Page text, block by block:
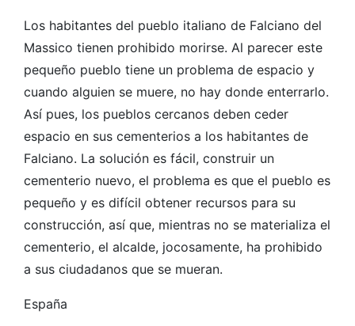
Los habitantes del pueblo italiano de Falciano del
Massico tienen prohibido morirse. Al parecer este
pequeño pueblo tiene un problema de espacio y
cuando alguien se muere, no hay donde enterrarlo.
Así pues, los pueblos cercanos deben ceder
espacio en sus cementerios a los habitantes de
Falciano. La solución es fácil, construir un
cementerio nuevo, el problema es que el pueblo es
pequeño y es difícil obtener recursos para su
construcción, así que, mientras no se materializa el
cementerio, el alcalde, jocosamente, ha prohibido
a sus ciudadanos que se mueran.
España